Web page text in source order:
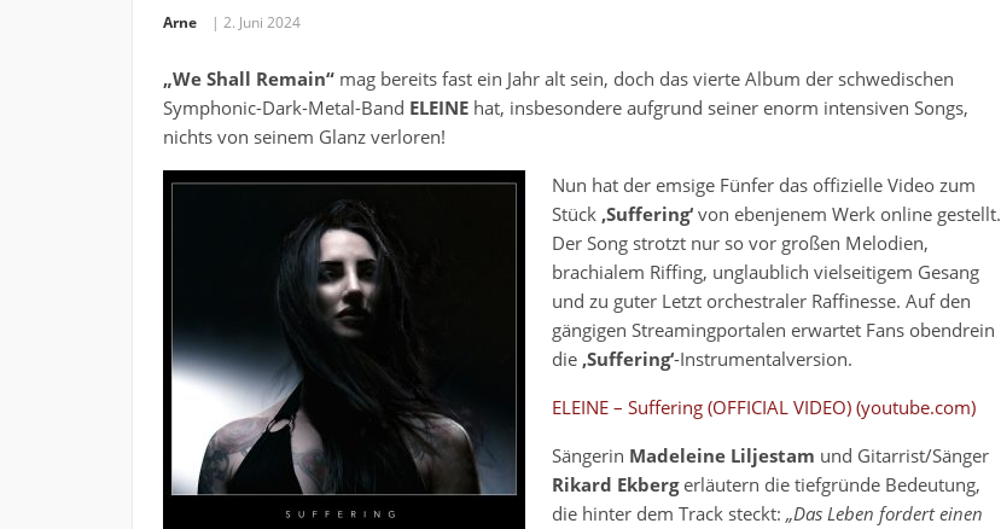
Arne 2. Juni 2024
„We Shall Remain“mag bereits fast ein Jahr alt sein, doch das vierte Album der schwedischen
Symphonic-Dark-Metal-Band ELEINEhat, insbesondere aufgrund seiner enorm intensiven Songs,
nichts von seinem Glanz verloren!
Nun hat der emsige Fünfer das offizielle Video zum
Stück ‚Suffering‘ von ebenjenem Werk online gestellt.
Der Song strotzt nur so vor großen Melodien,
brachialem Riffing, unglaublich vielseitigem Gesang
und zu guter Letzt orchestraler Raffinesse. Auf den
gängigen Streamingportalen erwartet Fans obendrein
die ‚Suffering‘-Instrumentalversion.
ELEINE – Suffering (OFFICIAL VIDEO) (youtube.com)
Sängerin Madeleine Liljestam und Gitarrist/Sänger
Rikard Ekbergerläutern die tiefgründe Bedeutung,
die hinter dem Track steckt: „Das Leben fordert einen